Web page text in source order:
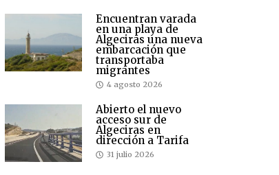
Encuentran varada
en una playa de
Algeciras una nueva
embarcación que
transportaba
migrantes
4 agosto 2026
Abierto el nuevo
acceso sur de
Algeciras en
dirección a Tarifa
31 julio 2026